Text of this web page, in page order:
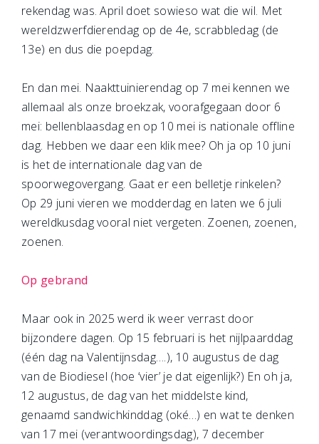
rekendag was. April doet sowieso wat die wil. Met
wereldzwerfdierendag op de 4e, scrabbledag (de
13e) en dus die poepdag.
En dan mei. Naakttuinierendag op 7 mei kennen we
allemaal als onze broekzak, voorafgegaan door 6
mei: bellenblaasdag en op 10 mei is nationale offline
dag. Hebben we daar een klik mee? Oh ja op 10 juni
is het de internationale dag van de
spoorwegovergang. Gaat er een belletje rinkelen?
Op 29 juni vieren we modderdag en laten we 6 juli
wereldkusdag vooral niet vergeten. Zoenen, zoenen,
zoenen.
Op gebrand
Maar ook in 2025 werd ik weer verrast door
bijzondere dagen. Op 15 februari is het nijlpaarddag
(één dag na Valentijnsdag….), 10 augustus de dag
van de Biodiesel (hoe ‘vier’ je dat eigenlijk?) En oh ja,
12 augustus, de dag van het middelste kind,
genaamd sandwichkinddag (oké…) en wat te denken
van 17 mei (verantwoordingsdag), 7 december